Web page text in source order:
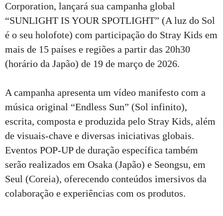
Corporation, lançará sua campanha global
“SUNLIGHT IS YOUR SPOTLIGHT” (A luz do Sol
é o seu holofote) com participação do Stray Kids em
mais de 15 países e regiões a partir das 20h30
(horário da Japão) de 19 de março de 2026.
A campanha apresenta um vídeo manifesto com a
música original “Endless Sun” (Sol infinito),
escrita, composta e produzida pelo Stray Kids, além
de visuais-chave e diversas iniciativas globais.
Eventos POP-UP de duração específica também
serão realizados em Osaka (Japão) e Seongsu, em
Seul (Coreia), oferecendo conteúdos imersivos da
colaboração e experiências com os produtos.